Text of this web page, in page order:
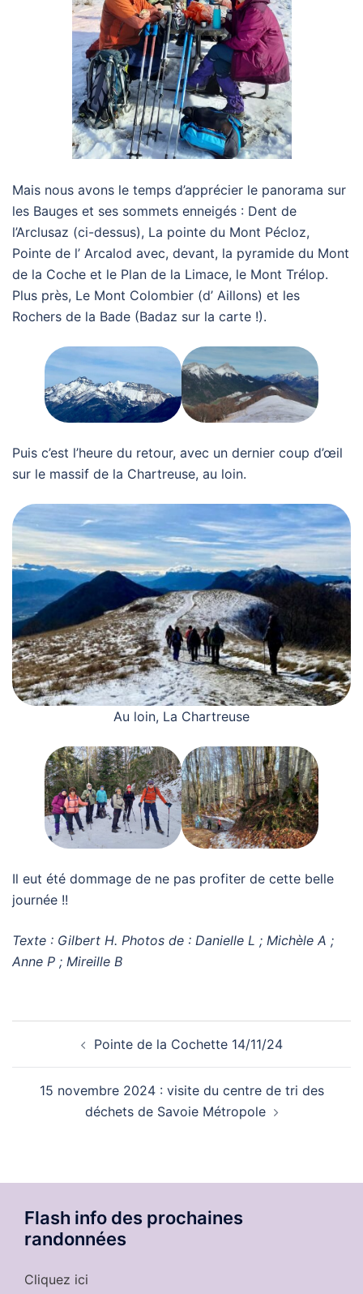
Mais nous avons le temps d’apprécier le panorama sur
les Bauges et ses sommets enneigés : Dent de
l’Arclusaz (ci-dessus), La pointe du Mont Pécloz,
Pointe de l’ Arcalod avec, devant, la pyramide du Mont
de la Coche et le Plan de la Limace, le Mont Trélop.
Plus près, Le Mont Colombier (d’ Aillons) et les
Rochers de la Bade (Badaz sur la carte !).
Puis c’est l’heure du retour, avec un dernier coup d’œil
sur le massif de la Chartreuse, au loin.
Au loin, La Chartreuse
Il eut été dommage de ne pas profiter de cette belle
journée !!
Texte : Gilbert H. Photos de : Danielle L ; Michèle A ;
Anne P ; Mireille B
d’article Pointe de la Cochette 14/11/24
15 novembre 2024 : visite du centre de tri des
déchets de Savoie Métropole
Flash info des prochaines
randonnées
Cliquez ici